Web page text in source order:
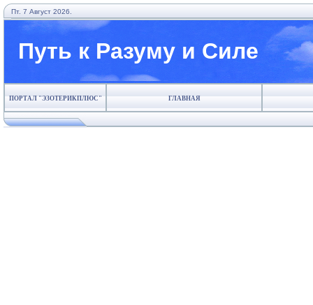
Пт. 7 Август 2026.
Путь к Разуму и Силе
ПОРТАЛ "ЭЗОТЕРИКПЛЮС" ГЛАВНАЯ